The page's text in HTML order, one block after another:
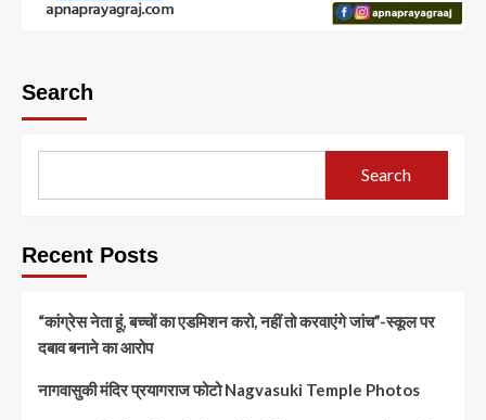
Search
Search
Recent Posts
“कांग्रेस नेता हूं, बच्चों का एडमिशन करो, नहीं तो करवाएंगे जांच”-स्कूल पर
दबाव बनाने का आरोप
नागवासुकी मंदिर प्रयागराज फोटो Nagvasuki Temple Photos